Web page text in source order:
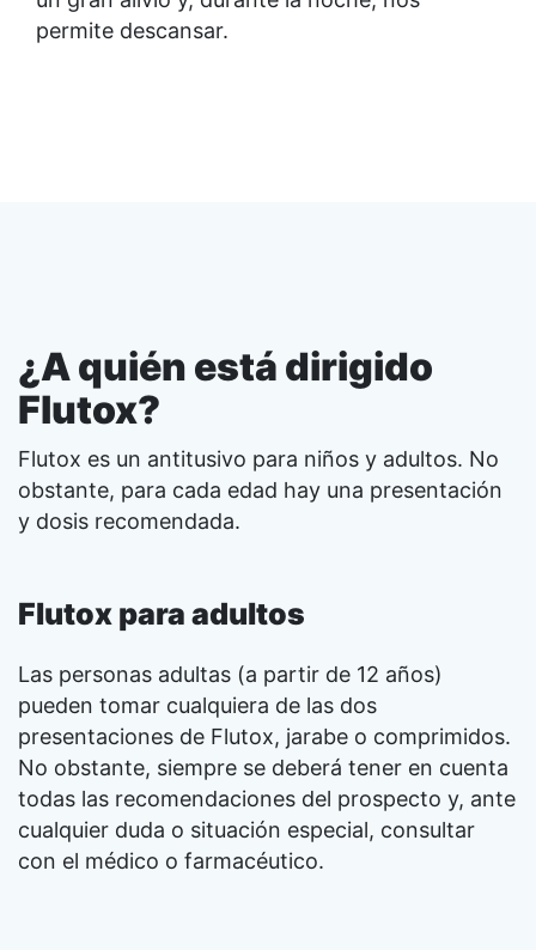
permite descansar.
¿A quién está dirigido
Flutox?
Flutox es un antitusivo para niños y adultos. No
obstante, para cada edad hay una presentación
y dosis recomendada.
Flutox para adultos
Las personas adultas (a partir de 12 años)
pueden tomar cualquiera de las dos
presentaciones de Flutox, jarabe o comprimidos.
No obstante, siempre se deberá tener en cuenta
todas las recomendaciones del prospecto y, ante
cualquier duda o situación especial, consultar
con el médico o farmacéutico.